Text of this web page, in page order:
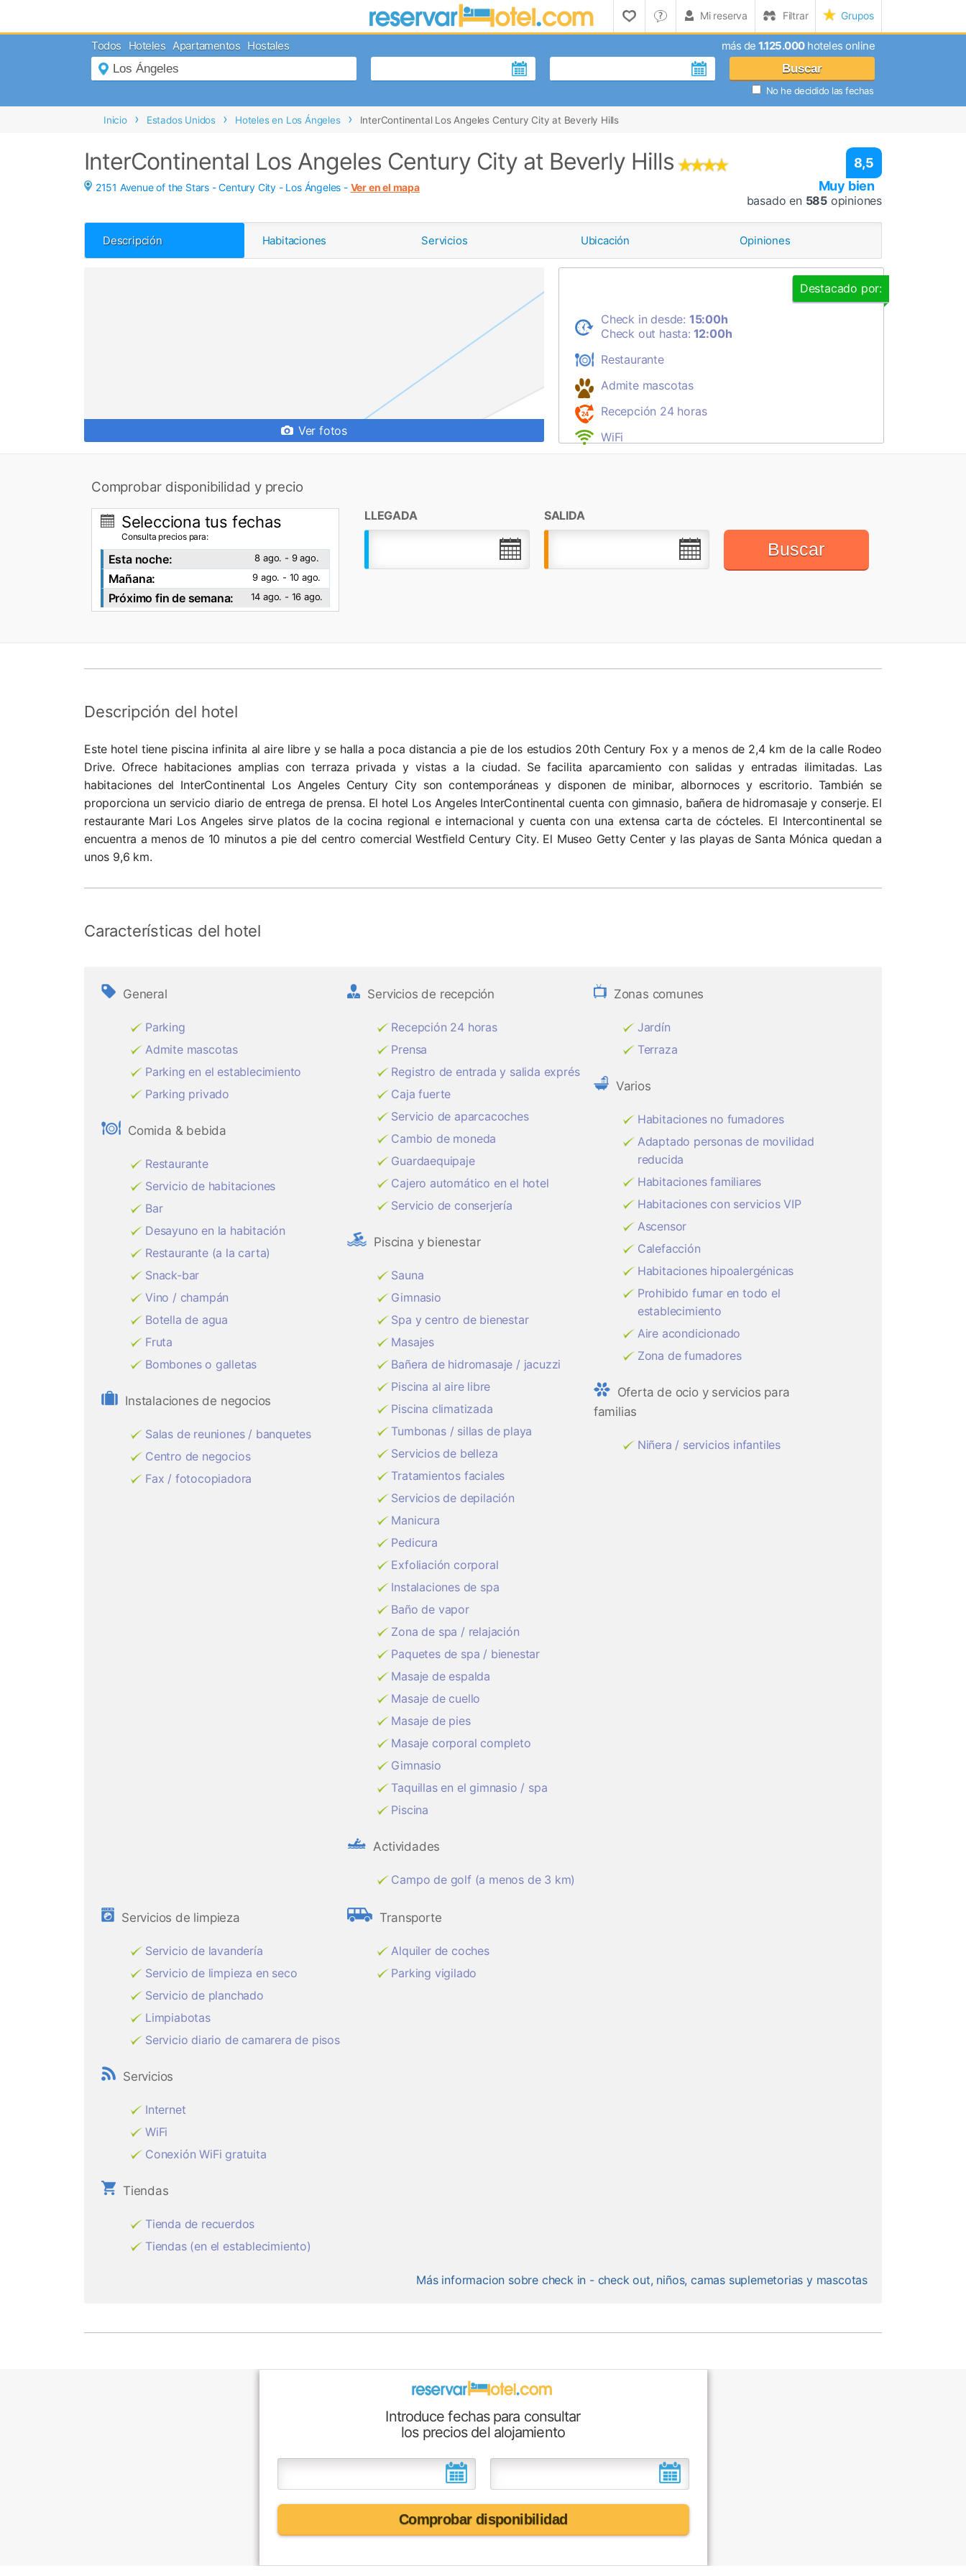
Grupos
Filtrar
Mi reserva
Grupos
Todos Hoteles Apartamentos Hostales más de 1.125.000hoteles online
Buscar
No he decidido las fechas
Inicio Estados Unidos Hoteles en Los Ángeles InterContinental Los Angeles Century City at Beverly Hills
InterContinental Los Angeles Century City at Beverly Hills
8,5
Muy bien
basado en 585 opiniones
2151 Avenue of the Stars - Century City - Los Ángeles - Ver en el mapa
Descripción Habitaciones Servicios Ubicación Opiniones
Ver fotos
Destacado por:
Check in desde: 15:00h
Check out hasta: 12:00h
Restaurante
Admite mascotas
Recepción 24 horas
WiFi
Comprobar disponibilidad y precio
Selecciona tus fechas
Consulta precios para:
Esta noche: 8 ago. - 9 ago.
Mañana: 9 ago. - 10 ago.
Próximo fin de semana: 14 ago. - 16 ago.
LLEGADA SALIDA
Buscar
Descripción del hotel
Este hotel tiene piscina infinita al aire libre y se halla a poca distancia a pie de los estudios 20th Century Fox y a menos de 2,4 km de la calle Rodeo
Drive. Ofrece habitaciones amplias con terraza privada y vistas a la ciudad. Se facilita aparcamiento con salidas y entradas ilimitadas. Las
habitaciones del InterContinental Los Angeles Century City son contemporáneas y disponen de minibar, albornoces y escritorio. También se
proporciona un servicio diario de entrega de prensa. El hotel Los Angeles InterContinental cuenta con gimnasio, bañera de hidromasaje y conserje. El
restaurante Mari Los Angeles sirve platos de la cocina regional e internacional y cuenta con una extensa carta de cócteles. El Intercontinental se
encuentra a menos de 10 minutos a pie del centro comercial Westfield Century City. El Museo Getty Center y las playas de Santa Mónica quedan a
unos 9,6 km.
Características del hotel
General
Parking
Admite mascotas
Parking en el establecimiento
Parking privado
Comida & bebida
Restaurante
Servicio de habitaciones
Bar
Desayuno en la habitación
Restaurante (a la carta)
Snack-bar
Vino / champán
Botella de agua
Fruta
Bombones o galletas
Instalaciones de negocios
Salas de reuniones / banquetes
Centro de negocios
Fax / fotocopiadora
Servicios de recepción
Recepción 24 horas
Prensa
Registro de entrada y salida exprés
Caja fuerte
Servicio de aparcacoches
Cambio de moneda
Guardaequipaje
Cajero automático en el hotel
Servicio de conserjería
Piscina y bienestar
Sauna
Gimnasio
Spa y centro de bienestar
Masajes
Bañera de hidromasaje / jacuzzi
Piscina al aire libre
Piscina climatizada
Tumbonas / sillas de playa
Servicios de belleza
Tratamientos faciales
Servicios de depilación
Manicura
Pedicura
Exfoliación corporal
Instalaciones de spa
Baño de vapor
Zona de spa / relajación
Paquetes de spa / bienestar
Masaje de espalda
Masaje de cuello
Masaje de pies
Masaje corporal completo
Gimnasio
Taquillas en el gimnasio / spa
Piscina
Actividades
Campo de golf (a menos de 3 km)
Zonas comunes
Jardín
Terraza
Varios
Habitaciones no fumadores
Adaptado personas de movilidad
reducida
Habitaciones familiares
Habitaciones con servicios VIP
Ascensor
Calefacción
Habitaciones hipoalergénicas
Prohibido fumar en todo el
establecimiento
Aire acondicionado
Zona de fumadores
Oferta de ocio y servicios para
familias
Niñera / servicios infantiles
Servicios de limpieza
Servicio de lavandería
Servicio de limpieza en seco
Servicio de planchado
Limpiabotas
Servicio diario de camarera de pisos
Servicios
Internet
WiFi
Conexión WiFi gratuita
Tiendas
Tienda de recuerdos
Tiendas (en el establecimiento)
Transporte
Alquiler de coches
Parking vigilado
Más informacion sobre check in - check out, niños, camas suplemetorias y mascotas
Introduce fechas para consultar
los precios del alojamiento
Comprobar disponibilidad